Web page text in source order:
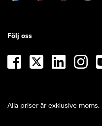
Alla priser är exklusive moms.
Följ oss